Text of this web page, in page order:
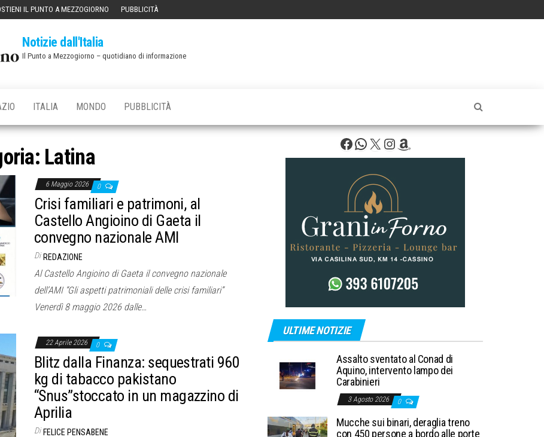
IL PUNTO A MEZZOGIORNO PUBBLICITÀ
Notizie dall'Italia
Il Punto a Mezzogiorno – quotidiano di informazione
ITALIA MONDO PUBBLICITÀ
Latina
6 Maggio 2026 0
Crisi familiari e patrimoni, al
Castello Angioino di Gaeta il
convegno nazionale AMI
Di REDAZIONE
Al Castello Angioino di Gaeta il convegno nazionale
dell’AMI “Gli aspetti patrimoniali delle crisi familiari”
Venerdì 8 maggio 2026 dalle…
22 Aprile 2026 0
Blitz dalla Finanza: sequestrati 960
kg di tabacco pakistano
“Snus”stoccato in un magazzino di
Aprilia
Di FELICE PENSABENE
Facebook
WhatsApp
X Instagram
Amazon
ULTIME NOTIZIE
Assalto sventato al Conad di
Aquino, intervento lampo dei
Carabinieri
3 Agosto 2026 0
Mucche sui binari, deraglia treno
con 450 persone a bordo alle porte